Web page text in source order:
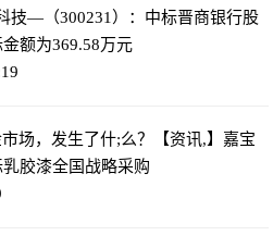
技—（300231）：中标晋商银行股
额为369.58万元
场，发生了什;么？
【资讯,】嘉宝
胶漆全国战略采购